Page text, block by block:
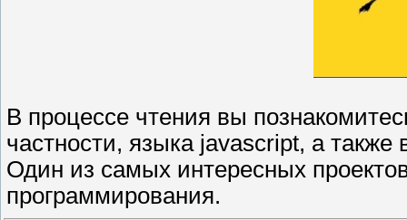
В процессе чтения вы
частности, языка javascript, а
Один из самых интересных
программирования.